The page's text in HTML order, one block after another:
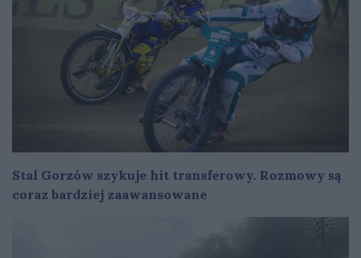
Stal Gorzów szykuje hit transferowy. Rozmowy są
coraz bardziej zaawansowane